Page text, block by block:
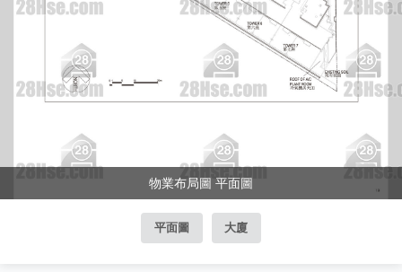
物業布局圖 平面圖
平面圖 大廈